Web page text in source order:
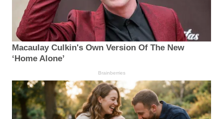
Macaulay Culkin's Own Version Of The New
‘Home Alone’
Brainberries